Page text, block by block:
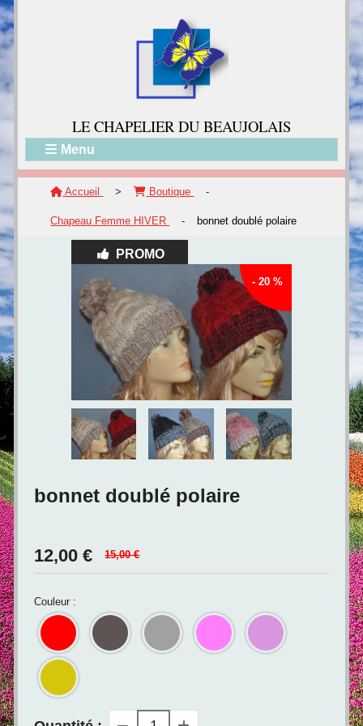
LE CHAPELIER DU BEAUJOLAIS
Menu
Accueil > Boutique -
Chapeau Femme HIVER - bonnet doublé polaire
PROMO
- 20 %
bonnet doublé polaire
12,00 € 15,00 €
Couleur :